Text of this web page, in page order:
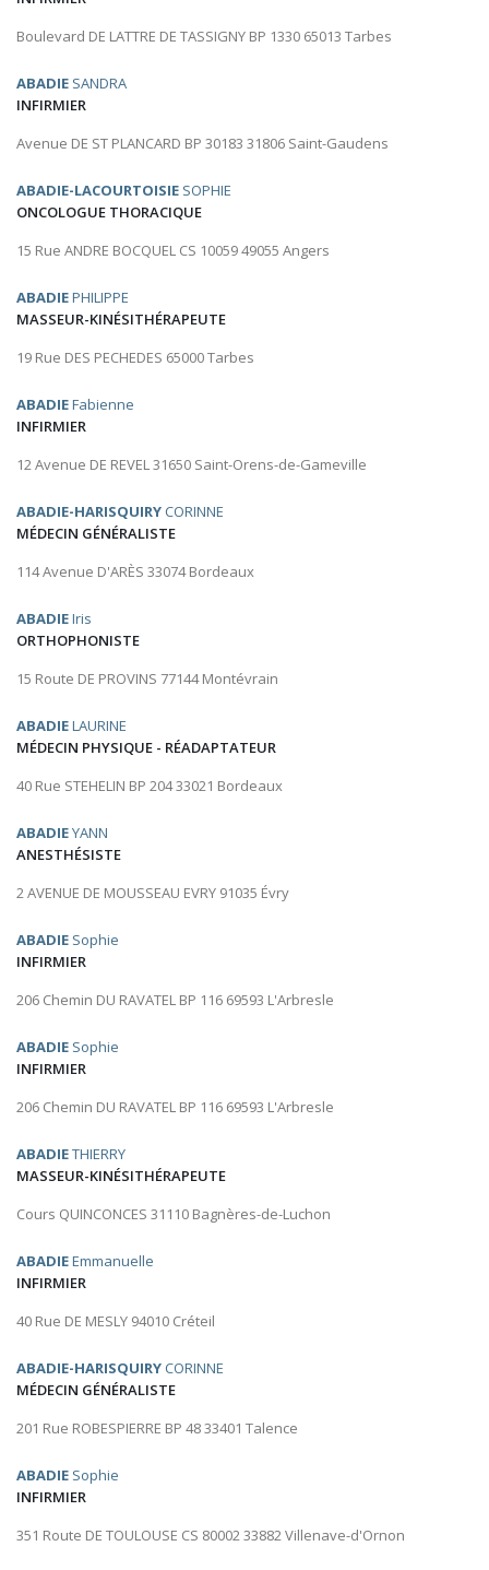
Boulevard DE LATTRE DE TASSIGNY BP 1330 65013 Tarbes
ABADIE SANDRA
INFIRMIER
Avenue DE ST PLANCARD BP 30183 31806 Saint-Gaudens
ABADIE-LACOURTOISIE SOPHIE
ONCOLOGUE THORACIQUE
15 Rue ANDRE BOCQUEL CS 10059 49055 Angers
ABADIEPHILIPPE
MASSEUR-KINÉSITHÉRAPEUTE
19 Rue DES PECHEDES 65000 Tarbes
ABADIEFabienne
INFIRMIER
12 Avenue DE REVEL 31650 Saint-Orens-de-Gameville
ABADIE-HARISQUIRY CORINNE
MÉDECIN GÉNÉRALISTE
114 Avenue D'ARÈS 33074 Bordeaux
ABADIEIris
ORTHOPHONISTE
15 Route DE PROVINS 77144 Montévrain
ABADIELAURINE
MÉDECIN PHYSIQUE - RÉADAPTATEUR
40 Rue STEHELIN BP 204 33021 Bordeaux
ABADIEYANN
ANESTHÉSISTE
2 AVENUE DE MOUSSEAU EVRY 91035 Évry
ABADIE Sophie
INFIRMIER
206 Chemin DU RAVATEL BP 116 69593 L'Arbresle
ABADIE Sophie
INFIRMIER
206 Chemin DU RAVATEL BP 116 69593 L'Arbresle
ABADIETHIERRY
MASSEUR-KINÉSITHÉRAPEUTE
Cours QUINCONCES 31110 Bagnères-de-Luchon
ABADIEEmmanuelle
INFIRMIER
40 Rue DE MESLY 94010 Créteil
ABADIE-HARISQUIRY CORINNE
MÉDECIN GÉNÉRALISTE
201 Rue ROBESPIERRE BP 48 33401 Talence
ABADIE Sophie
INFIRMIER
351 Route DE TOULOUSE CS 80002 33882 Villenave-d'Ornon